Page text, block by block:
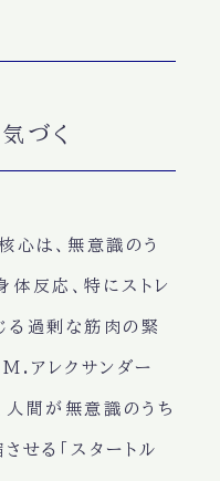
づく
心は、無意識のう
反応、特にストレ
る過剰な筋肉の緊
アレクサンダー
間が無意識のうち
せる「スタートル